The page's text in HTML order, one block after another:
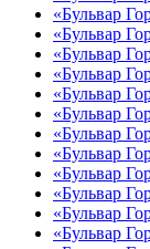
«Бульвар
«Бульвар
«Бульвар
«Бульвар
«Бульвар
«Бульвар
«Бульвар
«Бульвар
«Бульвар
«Бульвар
«Бульвар
«Бульвар